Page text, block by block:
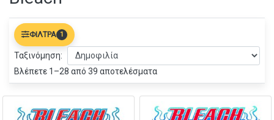
Βλέπετε 1–28 από 39 αποτελέσματα
ΦΊΛΤΡΑ 1
Ταξινόμηση: